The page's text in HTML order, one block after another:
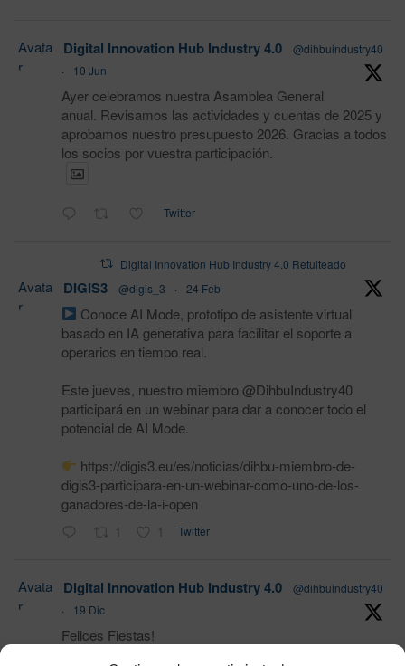
Avata
r
Digital Innovation Hub Industry 4.0
@dihbuindustry40
·
10 Jun
Ayer celebramos nuestra Asamblea General
anual. Revisamos las actividades y cuentas de 2025 y
aprobamos nuestro presupuesto 2026. Gracias a todos
los socios por vuestra participación.
Twitter
Digital Innovation Hub Industry 4.0 Retuiteado
Avata
r
DIGIS3 @digis_3 · 24 Feb
Conoce AI Mode, prototipo de asistente virtual
basado en IA generativa para facilitar el soporte a
operarios en tiempo real.
Este jueves, nuestro miembro @DihbuIndustry40
participará en un webinar para dar a conocer todo el
potencial de AI Mode.
https://digis3.eu/es/noticias/dihbu-miembro-de-
digis3-participara-en-un-webinar-como-uno-de-los-
ganadores-de-la-i-open
1 1 Twitter
Avata
r
Digital Innovation Hub Industry 4.0
@dihbuindustry40
·
19 Dic
Felices Fiestas!